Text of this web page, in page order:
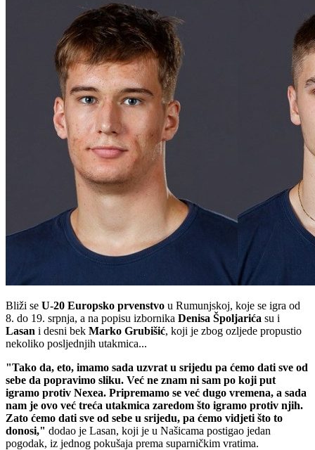
Bliži se U-20 Europsko prvenstvo u Rumunjskoj, koje se igra od
8. do 19. srpnja, a na popisu izbornika Denisa Špoljarića su i
Lasan i desni bek Marko Grubišić, koji je zbog ozljede propustio
nekoliko posljednjih utakmica...
"Tako da, eto, imamo sada uzvrat u srijedu pa ćemo dati sve od
sebe da popravimo sliku. Već ne znam ni sam po koji put
igramo protiv Nexea. Pripremamo se već dugo vremena, a sada
nam je ovo već treća utakmica zaredom što igramo protiv njih.
Zato ćemo dati sve od sebe u srijedu, pa ćemo vidjeti što to
donosi," dodao je Lasan, koji je u Našicama postigao jedan
pogodak, iz jednog pokušaja prema suparničkim vratima.